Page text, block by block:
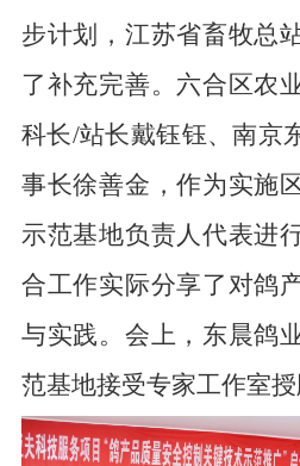
步计划，江苏省畜牧总
了补充完善。六合区农
科长/站长戴钰钰、南京
事长徐善金，作为实施
示范基地负责人代表进
合工作实际分享了对鸽
与实践。会上，东晨鸽
范基地接受专家工作室授